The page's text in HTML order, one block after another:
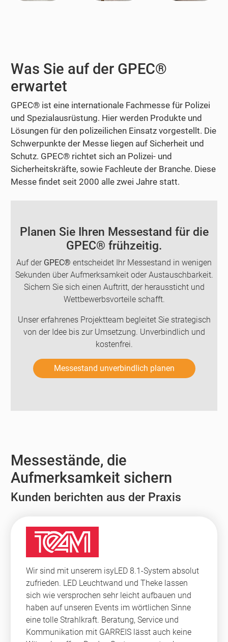
Was Sie auf der GPEC®
erwartet
GPEC® ist eine internationale Fachmesse für Polizei
und Spezialausrüstung. Hier werden Produkte und
Lösungen für den polizeilichen Einsatz vorgestellt. Die
Schwerpunkte der Messe liegen auf Sicherheit und
Schutz. GPEC® richtet sich an Polizei- und
Sicherheitskräfte, sowie Fachleute der Branche. Diese
Messe findet seit 2000 alle zwei Jahre statt.
Planen Sie Ihren Messestand für die
GPEC® frühzeitig.
Auf der GPEC® entscheidet Ihr Messestand in wenigen
Sekunden über Aufmerksamkeit oder Austauschbarkeit.
Sichern Sie sich einen Auftritt, der heraussticht und
Wettbewerbsvorteile schafft.
Unser erfahrenes Projektteam begleitet Sie strategisch
von der Idee bis zur Umsetzung. Unverbindlich und
kostenfrei.
Messestand unverbindlich planen
Messestände, die
Aufmerksamkeit sichern
Kunden berichten aus der Praxis
Wir sind mit unserem isyLED 8.1-System absolut
zufrieden. LED Leuchtwand und Theke lassen
sich wie versprochen sehr leicht aufbauen und
haben auf unseren Events im wörtlichen Sinne
eine tolle Strahlkraft. Beratung, Service und
Kommunikation mit GARREIS lässt auch keine